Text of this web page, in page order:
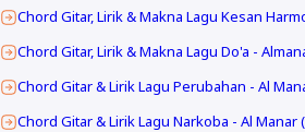
Chord Gitar, Lirik & Makna Lagu Kesan
Chord Gitar, Lirik & Makna Lagu Do'a -
Chord Gitar & Lirik Lagu Perubahan - Al
Chord Gitar & Lirik Lagu Narkoba - Al Manar